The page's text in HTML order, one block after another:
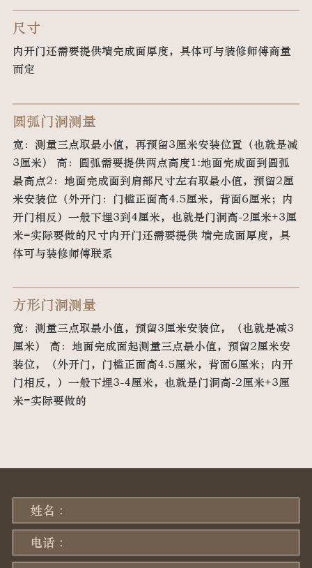
尺寸
内开门还需要提供墙完成面厚度，具体可与装修师傅商量
而定
圆弧门洞测量
宽：测量三点取最小值，再预留3厘米安装位置（也就是减
3厘米） 高：圆弧需要提供两点高度1:地面完成面到圆弧
最高点2：地面完成面到肩部尺寸左右取最小值，预留2厘
米安装位（外开门：门槛正面高4.5厘米，背面6厘米；内
开门相反）一般下埋3到4厘米，也就是门洞高-2厘米+3厘
米=实际要做的尺寸内开门还需要提供 墙完成面厚度，具
体可与装修师傅联系
方形门洞测量
宽：测量三点取最小值，预留3厘米安装位，（也就是减3
厘米） 高：地面完成面起测量三点最小值，预留2厘米安
装位，（外开门，门槛正面高4.5厘米，背面6厘米；内开
门相反，）一般下埋3-4厘米，也就是门洞高-2厘米+3厘
米=实际要做的
姓名 :
电话 :